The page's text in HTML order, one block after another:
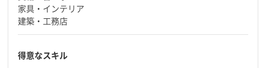
家具・インテリア
建築・工務店
得意なスキル